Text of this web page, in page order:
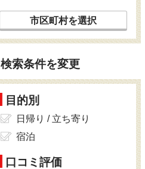
市区町村を選択
検索条件を変更
目的別
日帰り / 立ち寄り
宿泊
口コミ評価